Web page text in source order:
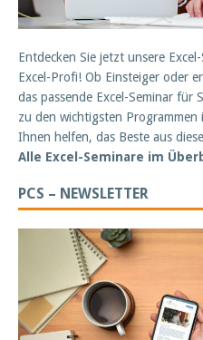
Entdecken Sie jetzt unsere
Excel-Profi! Ob Einsteiger oder
das passende Excel-Seminar für
zu den wichtigsten
Ihnen helfen, das Beste aus
Alle Excel-Seminare im
PCS – NEWSLETTER